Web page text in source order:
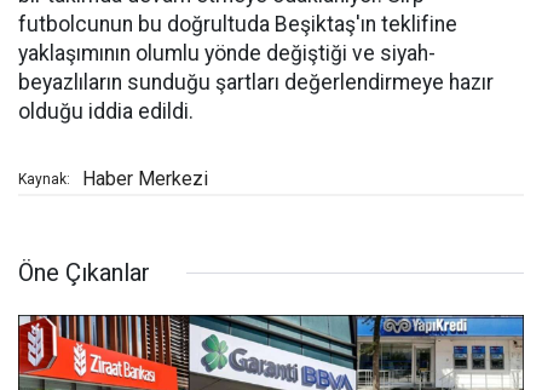
futbolcunun bu doğrultuda Beşiktaş'ın teklifine
yaklaşımının olumlu yönde değiştiği ve siyah-
beyazlıların sunduğu şartları değerlendirmeye hazır
olduğu iddia edildi.
Kaynak: Haber Merkezi
Öne Çıkanlar